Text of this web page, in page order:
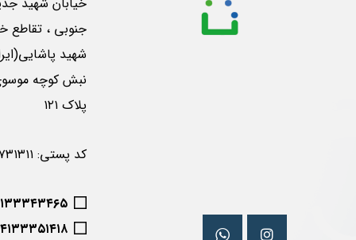
جنوبی ، تقاطع
شهید
پلاک ۱۲۱
کد پستی: ۵۱۶۵۷۳۱۳۱۱